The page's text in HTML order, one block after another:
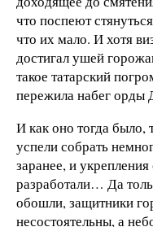
что поспеют
что их мало. И хотя
достигал ушей
такое татарский
пережила набег орды
И как оно тогда
успели собрать
заранее, и
разработали… Да
обошли, защитники
несостоятельны, а